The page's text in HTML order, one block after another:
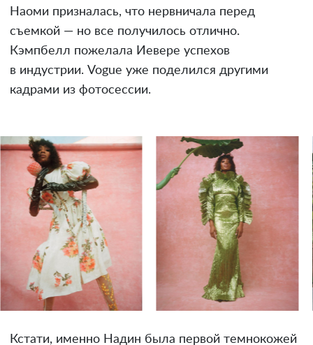
Наоми призналась, что нервничала перед
съемкой — но все получилось отлично.
Кэмпбелл пожелала Иевере успехов
в индустрии. Vogue уже поделился другими
кадрами из фотосессии.
Кстати, именно Надин была первой темнокожей